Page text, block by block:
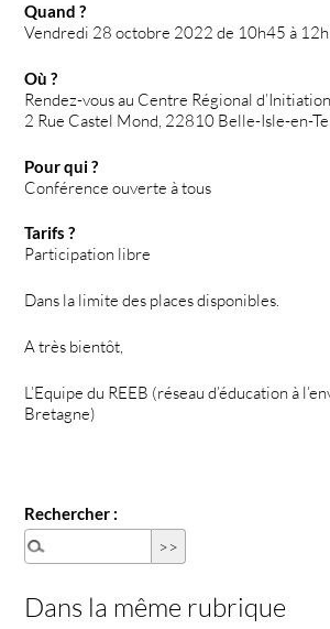
Quand ?
Vendredi 28 octobre 2022 de 10h45 à
Où ?
Rendez-vous au Centre Régional
2 Rue Castel Mond, 22810 Belle-Isle-en-
Pour qui ?
Conférence ouverte à tous
Tarifs ?
Participation libre
Dans la limite des places disponibles.
A très bientôt,
L’Equipe du REEB (réseau d’éducation à
Bretagne)
Rechercher :
Dans la même rubrique